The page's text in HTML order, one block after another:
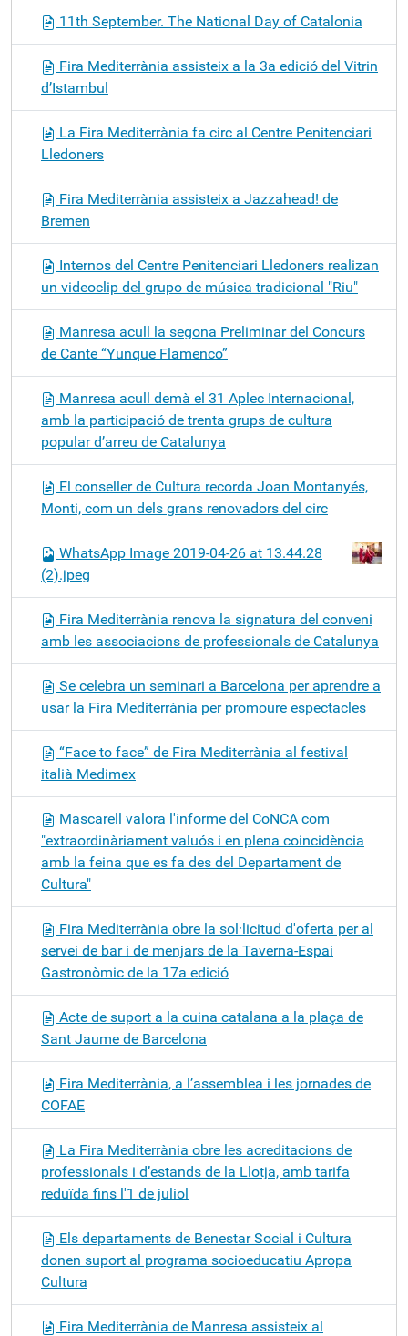
11th September. The National Day of Catalonia
Fira Mediterrània assisteix a la 3a edició del Vitrin
d’Istambul
La Fira Mediterrània fa circ al Centre Penitenciari
Lledoners
Fira Mediterrània assisteix a Jazzahead! de
Bremen
Internos del Centre Penitenciari Lledoners realizan
un videoclip del grupo de música tradicional "Riu"
Manresa acull la segona Preliminar del Concurs
de Cante “Yunque Flamenco”
Manresa acull demà el 31 Aplec Internacional,
amb la participació de trenta grups de cultura
popular d’arreu de Catalunya
El conseller de Cultura recorda Joan Montanyés,
Monti, com un dels grans renovadors del circ
WhatsApp Image 2019-04-26 at 13.44.28
(2).jpeg
Fira Mediterrània renova la signatura del conveni
amb les associacions de professionals de Catalunya
Se celebra un seminari a Barcelona per aprendre a
usar la Fira Mediterrània per promoure espectacles
“Face to face” de Fira Mediterrània al festival
italià Medimex
Mascarell valora l'informe del CoNCA com
"extraordinàriament valuós i en plena coincidència
amb la feina que es fa des del Departament de
Cultura"
Fira Mediterrània obre la sol·licitud d'oferta per al
servei de bar i de menjars de la Taverna-Espai
Gastronòmic de la 17a edició
Acte de suport a la cuina catalana a la plaça de
Sant Jaume de Barcelona
Fira Mediterrània, a l’assemblea i les jornades de
COFAE
La Fira Mediterrània obre les acreditacions de
professionals i d’estands de la Llotja, amb tarifa
reduïda fins l'1 de juliol
Els departaments de Benestar Social i Cultura
donen suport al programa socioeducatiu Apropa
Cultura
Fira Mediterrània de Manresa assisteix al